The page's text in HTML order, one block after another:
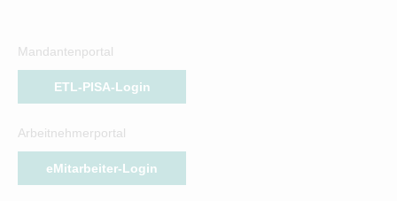
Mandantenportal
ETL-PISA-Login
Arbeitnehmerportal
eMitarbeiter-Login